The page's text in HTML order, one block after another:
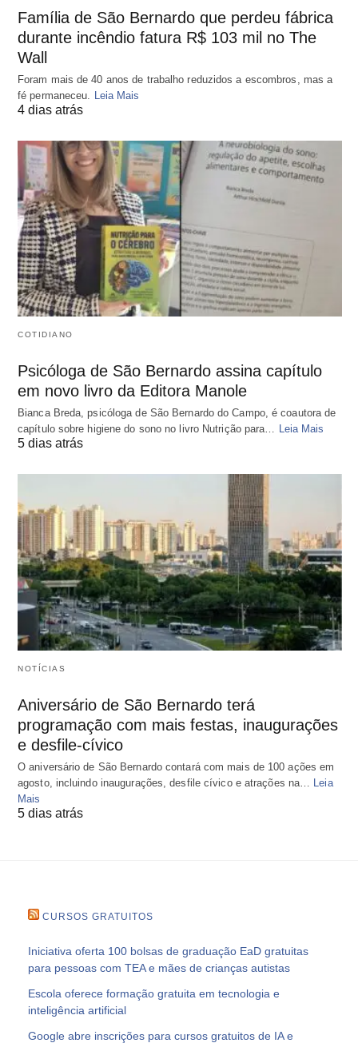
Família de São Bernardo que perdeu fábrica
durante incêndio fatura R$ 103 mil no The
Wall
Foram mais de 40 anos de trabalho reduzidos a escombros, mas a
fé permaneceu. Leia Mais
4 dias atrás
COTIDIANO
Psicóloga de São Bernardo assina capítulo
em novo livro da Editora Manole
Bianca Breda, psicóloga de São Bernardo do Campo, é coautora de
capítulo sobre higiene do sono no livro Nutrição para… Leia Mais
5 dias atrás
NOTÍCIAS
Aniversário de São Bernardo terá
programação com mais festas, inaugurações
e desfile-cívico
O aniversário de São Bernardo contará com mais de 100 ações em
agosto, incluindo inaugurações, desfile cívico e atrações na…
Leia
Mais
5 dias atrás
CURSOS GRATUITOS
Iniciativa oferta 100 bolsas de graduação EaD gratuitas
para pessoas com TEA e mães de crianças autistas
Escola oferece formação gratuita em tecnologia e
inteligência artificial
Google abre inscrições para cursos gratuitos de IA e